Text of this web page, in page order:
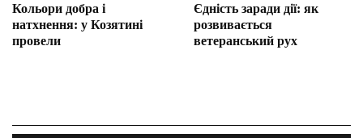
Кольори добра і
натхнення: у Козятині
провели
Єдність заради дії: як
розвивається
ветеранський рух